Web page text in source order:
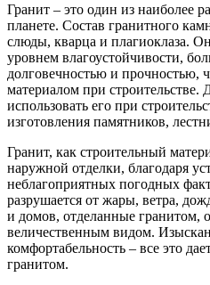
Гранит – это один из наиболее
планете. Состав гранитного
слюды, кварца и плагиоклаза.
уровнем влагоустойчивости,
долговечностью и прочностью,
материалом при строительстве.
использовать его при
изготовления памятников,
Гранит, как строительный
наружной отделки, благодаря
неблагоприятных погодных
разрушается от жары, ветра,
и домов, отделанные гранитом,
величественным видом.
комфортабельность – все это
гранитом.